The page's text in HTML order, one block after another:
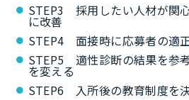
STEP3 採用したい人材が関
に改善
STEP4 面接時に応募者の適
STEP5 適性診断の結果を参
を変える
STEP6 入所後の教育制度を